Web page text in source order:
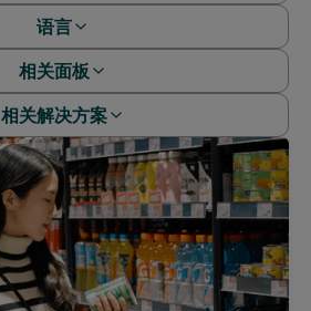
语言
相关面板
相关解决方案